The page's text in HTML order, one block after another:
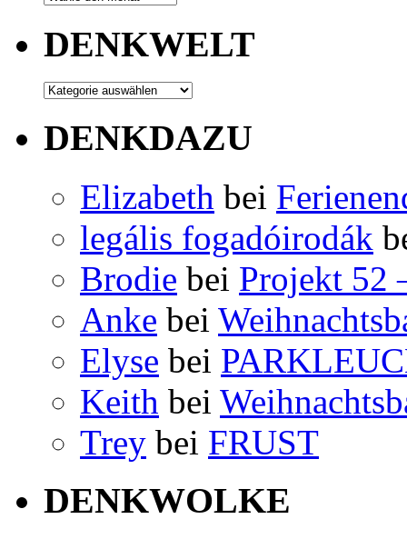
DENKWELT
DENKDAZU
Elizabeth bei
legális fogadóirodák
Brodie bei Projekt 52
Anke bei
Elyse bei
Keith bei
Trey bei FRUST
DENKWOLKE